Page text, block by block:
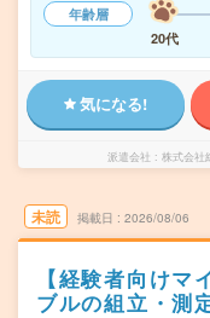
年齢層
20代
気になる!
派遣会社 株式会社
未読 掲載日 2026/08/06
【経験者向けマ
ブルの組立・測